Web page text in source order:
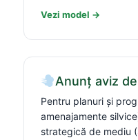
Vezi model →
Anunț aviz
Pentru planuri și
amenajamente
strategică de mediu